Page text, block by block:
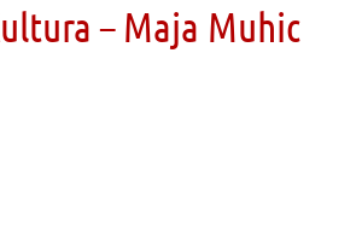
– Maja Muhic